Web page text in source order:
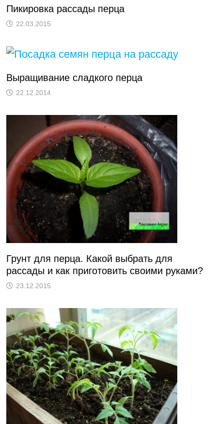
Пикировка рассады перца
22.03.2015
Выращивание сладкого перца
22.12.2014
Грунт для перца. Какой выбрать для
рассады и как приготовить своими руками?
23.12.2015